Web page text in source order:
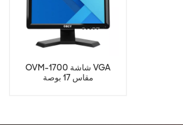
OVM-1700 شاشة VGA
مقاس 17 بوصة